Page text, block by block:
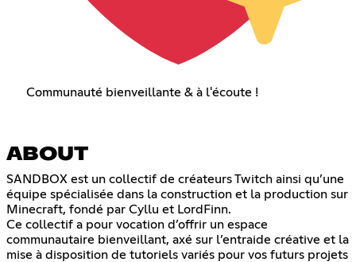
Communauté bienveillante & à l'écoute !
ABOUT
SANDBOX est un collectif de créateurs Twitch ainsi qu’une
équipe spécialisée dans la construction et la production sur
Minecraft, fondé par Cyllu et LordFinn.
Ce collectif a pour vocation d’offrir un espace
communautaire bienveillant, axé sur l’entraide créative et la
mise à disposition de tutoriels variés pour vos futurs projets